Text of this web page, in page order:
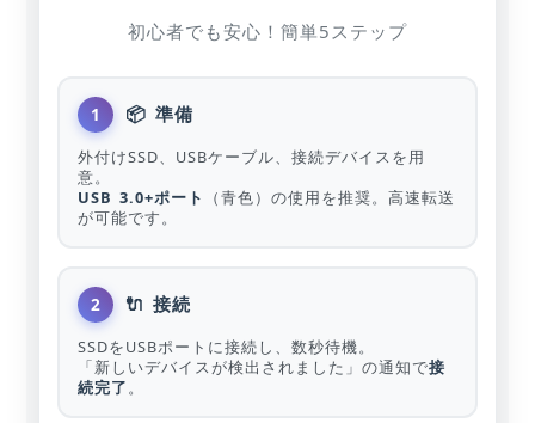
初心者でも安心！簡単5ステップ
1 📦 準備
外付けSSD、USBケーブル、接続デバイスを用
意。
USB 3.0+ポート
（青色）の使用を推奨。高速転送
が可能です。
2 🔌 接続
SSDをUSBポートに接続し、数秒待機。
「新しいデバイスが検出されました」の通知で接
続完了 。